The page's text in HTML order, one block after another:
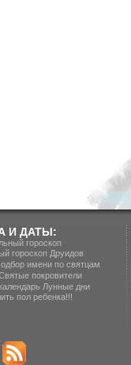
И ДАТЫ:
гороскоп
гороскоп Друидов
имени по святцам
покровители
Лунные дни
пол ребенка!!!